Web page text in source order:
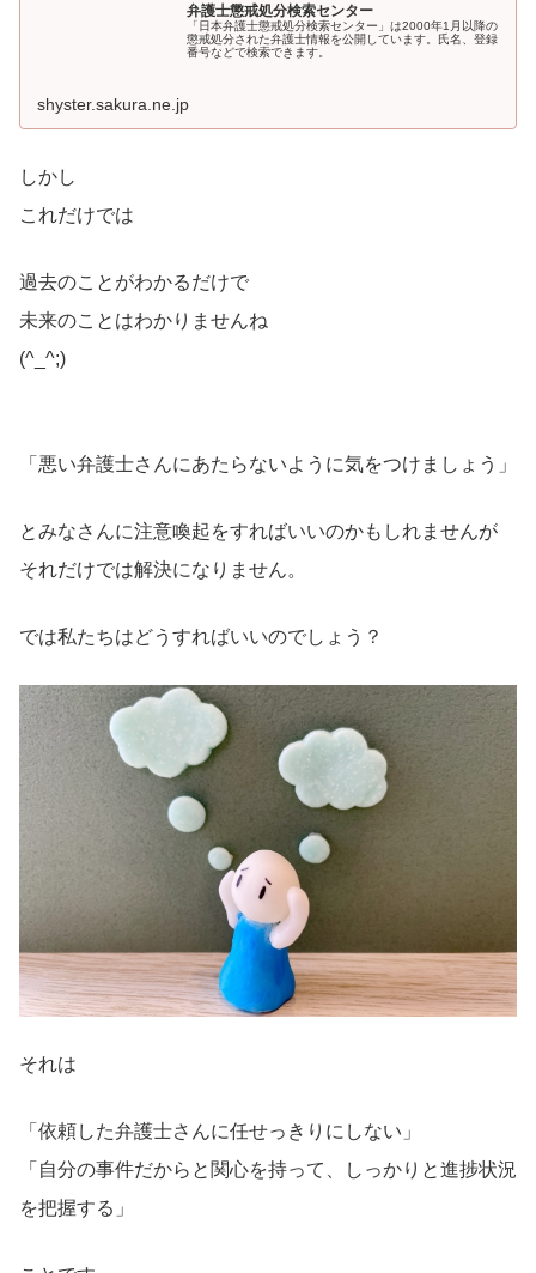
弁護士懲戒処分検索センター
「日本弁護士懲戒処分検索センター」は2000年1月以降の
懲戒処分された弁護士情報を公開しています。氏名、登録
番号などで検索できます。
shyster.sakura.ne.jp
しかし
これだけでは
過去のことがわかるだけで
未来のことはわかりませんね
(^_^;)
「悪い弁護士さんにあたらないように気をつけましょう」
とみなさんに注意喚起をすればいいのかもしれませんが
それだけでは解決になりません。
では私たちはどうすればいいのでしょう？
それは
「依頼した弁護士さんに任せっきりにしない」
「自分の事件だからと関心を持って、しっかりと進捗状況
を把握する」